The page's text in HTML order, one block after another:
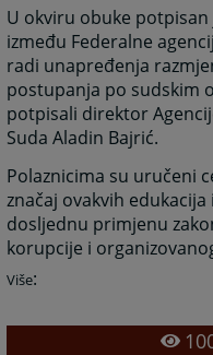
U okviru obuke
između Federalne
radi unapređenja
postupanja po sudskim
potpisali direktor
Suda Aladin Bajrić.
Polaznicima su uručeni
značaj ovakvih
dosljednu primjenu
korupcije i
Više: